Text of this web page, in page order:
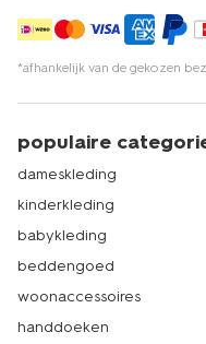
*afhankelijk van de gekozen
populaire
dameskleding
kinderkleding
babykleding
beddengoed
woonaccessoires
handdoeken